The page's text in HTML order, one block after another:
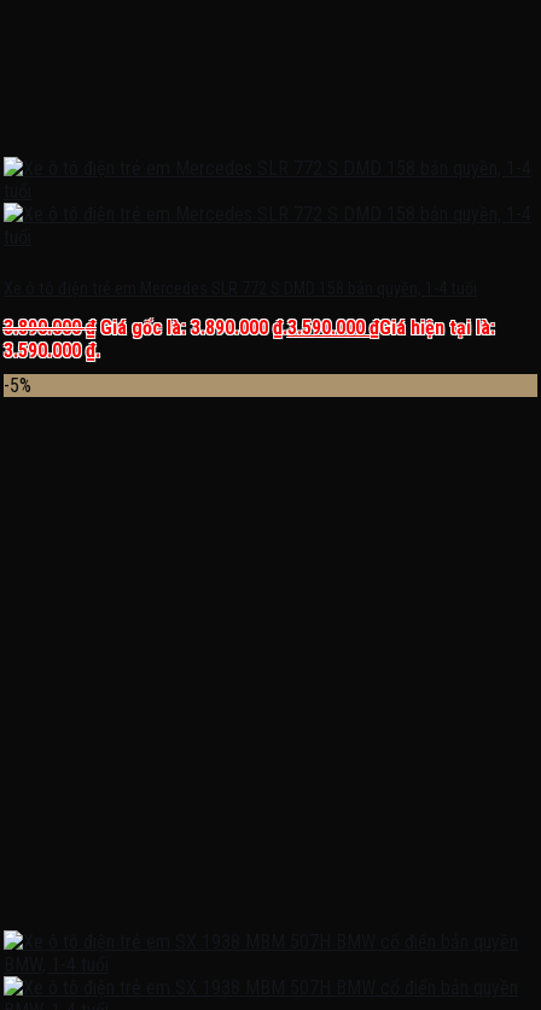
3.890.000₫ Giá gốc là: 3.890.000 ₫.3.590.000₫Giá hiện tại là:
3.590.000 ₫.
-5%